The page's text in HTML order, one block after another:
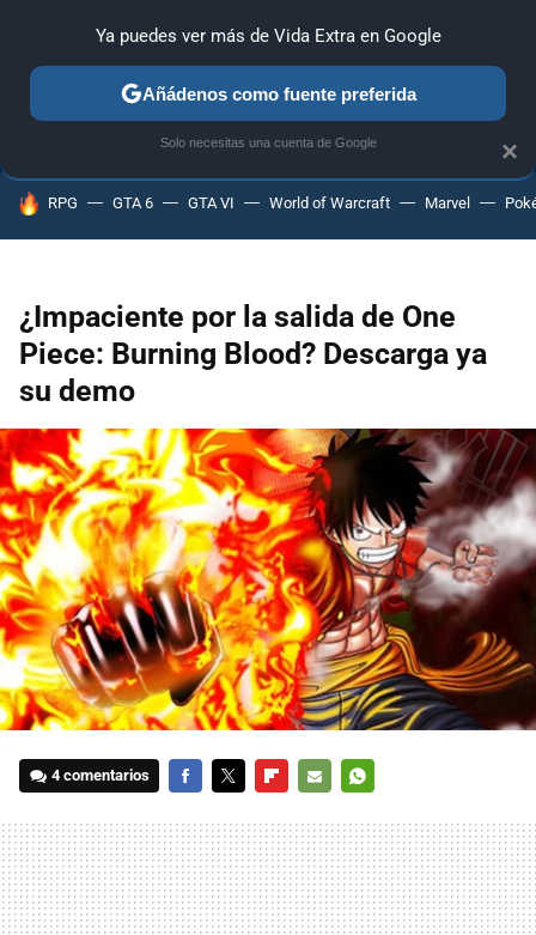
ANÁLISIS GUÍAS Y TRUCOS PC SONY NINTENDO
HOY SE HABLA DE
RPG GTA 6 GTA VI World of Warcraft Marvel
¿Impaciente por la salida de One
Piece: Burning Blood? Descarga ya
su demo
4 comentarios
MAIL
×
Ya puedes ver más de Vida Extra en Google
Añádenos como fuente preferida
Solo necesitas una cuenta de Google